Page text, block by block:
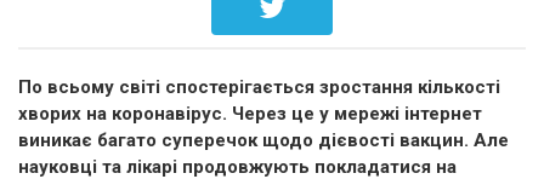
По всьому світі спостерігається зростання кількості
хворих на коронавірус. Через це у мережі інтернет
виникає багато суперечок щодо дієвості вакцин. Але
науковці та лікарі продовжують покладатися на